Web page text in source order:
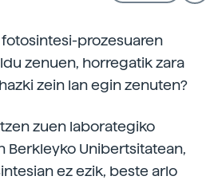
prozesuaren
zenuen, horregatik zara
zein lan egin zenuten?
zuen laborategiko
Berkleyko Unibertsitatean,
ez ezik, beste arlo